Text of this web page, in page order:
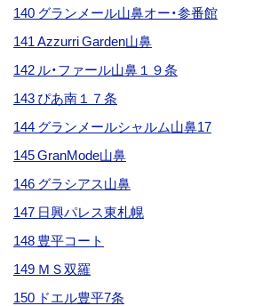
140 グランメール山鼻オー・参番館
141 Azzurri Garden山鼻
142 ル・ファール山鼻１９条
143 ぴあ南１７条
144 グランメールシャルム山鼻17
145 GranMode山鼻
146 グラシアス山鼻
147 日興パレス東札幌
148 豊平コート
149 ＭＳ双羅
150 ドエル豊平7条